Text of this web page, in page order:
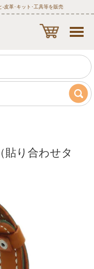
‐皮革･キット･工具等を販売
貼り合わせタ